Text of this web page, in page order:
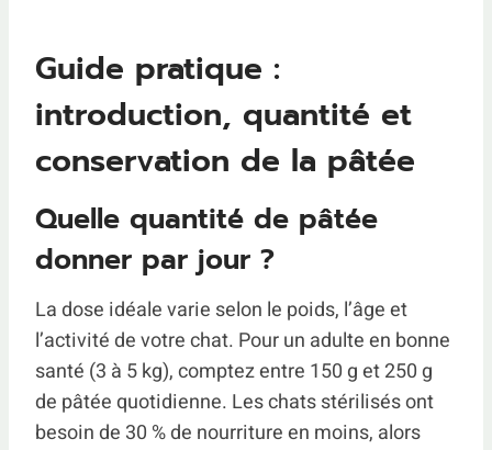
Guide pratique :
introduction, quantité et
conservation de la pâtée
Quelle quantité de pâtée
donner par jour ?
La dose idéale varie selon le poids, l’âge et
l’activité de votre chat. Pour un adulte en bonne
santé (3 à 5 kg), comptez entre 150 g et 250 g
de pâtée quotidienne. Les chats stérilisés ont
besoin de 30 % de nourriture en moins, alors